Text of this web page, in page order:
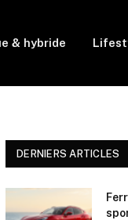
& hybride
DERNIERS ARTICLES